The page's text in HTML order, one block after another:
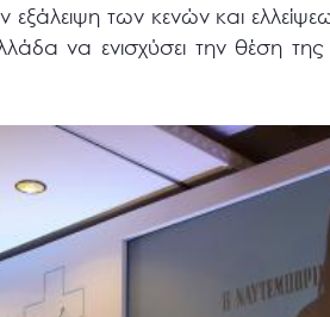
εξάλειψη των κενών και
να ενισχύσει την θέση